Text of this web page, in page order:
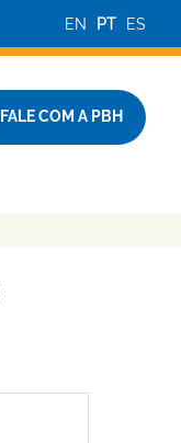
EN PT ES
FALE COM A PBH